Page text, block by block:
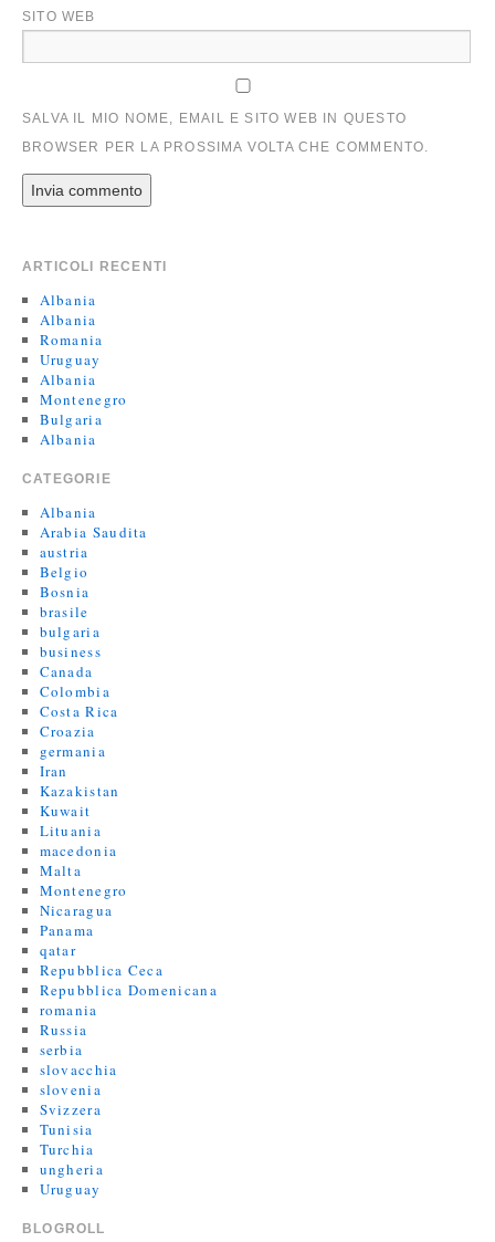
SITO WEB
SALVA IL MIO NOME, EMAIL E SITO WEB IN QUESTO
BROWSER PER LA PROSSIMA VOLTA CHE COMMENTO.
ARTICOLI RECENTI
Albania
Albania
Romania
Uruguay
Albania
Montenegro
Bulgaria
Albania
CATEGORIE
Albania
Arabia Saudita
austria
Belgio
Bosnia
brasile
bulgaria
business
Canada
Colombia
Costa Rica
Croazia
germania
Iran
Kazakistan
Kuwait
Lituania
macedonia
Malta
Montenegro
Nicaragua
Panama
qatar
Repubblica Ceca
Repubblica Domenicana
romania
Russia
serbia
slovacchia
slovenia
Svizzera
Tunisia
Turchia
ungheria
Uruguay
BLOGROLL